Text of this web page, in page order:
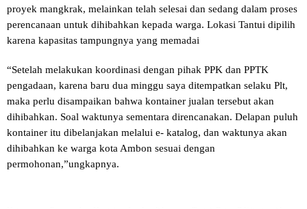
proyek mangkrak, melainkan telah selesai dan sedang dalam proses
perencanaan untuk dihibahkan kepada warga. Lokasi Tantui dipilih
karena kapasitas tampungnya yang memadai
“Setelah melakukan koordinasi dengan pihak PPK dan PPTK
pengadaan, karena baru dua minggu saya ditempatkan selaku Plt,
maka perlu disampaikan bahwa kontainer jualan tersebut akan
dihibahkan. Soal waktunya sementara direncanakan. Delapan puluh
kontainer itu dibelanjakan melalui e- katalog, dan waktunya akan
dihibahkan ke warga kota Ambon sesuai dengan
permohonan,”ungkapnya.